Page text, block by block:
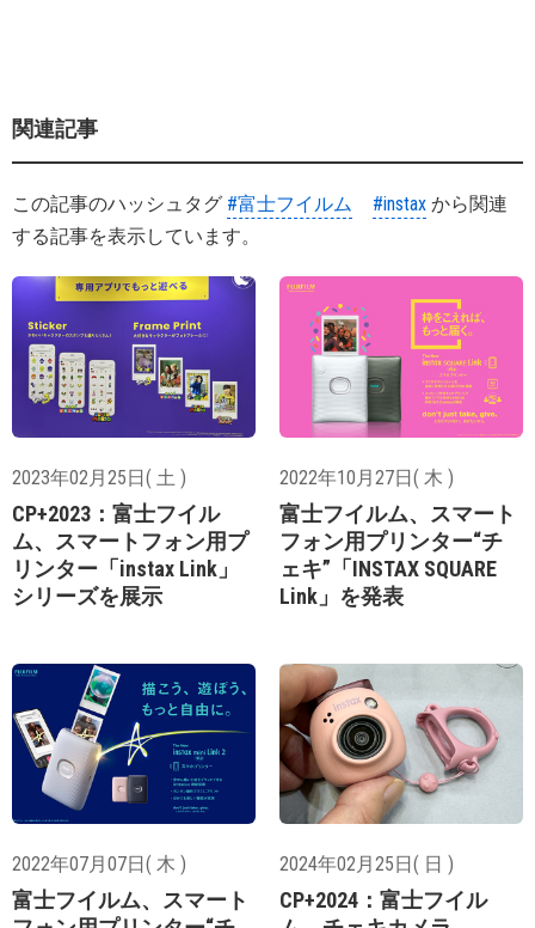
関連記事
この記事のハッシュタグ #富士フイルム #instax から関連
する記事を表示しています。
2023年02月25日( 土 )
CP+2023：富士フイル
ム、スマートフォン用プ
リンター「instax Link」
シリーズを展示
2022年10月27日( 木 )
富士フイルム、スマート
フォン用プリンター“チ
ェキ”「INSTAX SQUARE
Link」を発表
2022年07月07日( 木 )
富士フイルム、スマート
2024年02月25日( 日 )
CP+2024：富士フイル